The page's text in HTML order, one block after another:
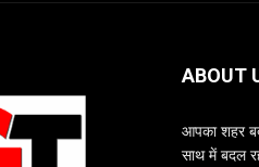
ABOUT
आपका शहर
साथ में बदल